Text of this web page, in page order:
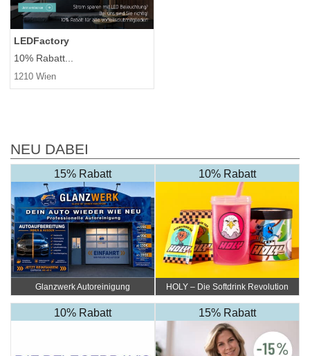
LEDFactory
10% Rabatt...
1210 Wien
NEU DABEI
15% Rabatt
Glanzwerk Autoreinigung
10% Rabatt
HOLY – Die Softdrink Revolution
10% Rabatt 15% Rabatt